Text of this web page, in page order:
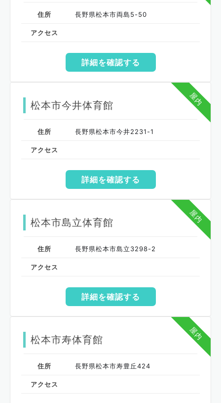
住所 長野県松本市両島5-50
アクセス
詳細を確認する
屋内
松本市今井体育館
住所 長野県松本市今井2231-1
アクセス
詳細を確認する
屋内
松本市島立体育館
住所 長野県松本市島立3298-2
アクセス
詳細を確認する
屋内
松本市寿体育館
住所 長野県松本市寿豊丘424
アクセス